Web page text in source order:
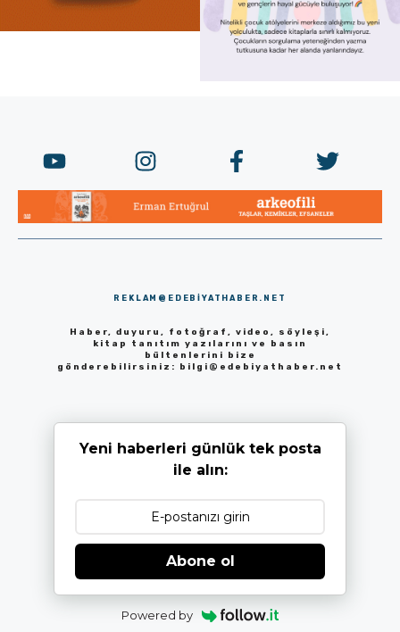
REKLAM@EDEBIYATHABER.NET
Haber, duyuru, fotoğraf, video, söyleşi,
kitap tanıtım yazılarını ve basın
bültenlerini bize
gönderebilirsiniz: bilgi@edebiyathaber.net
Yeni haberleri günlük tek posta
ile alın:
Abone ol
Powered by